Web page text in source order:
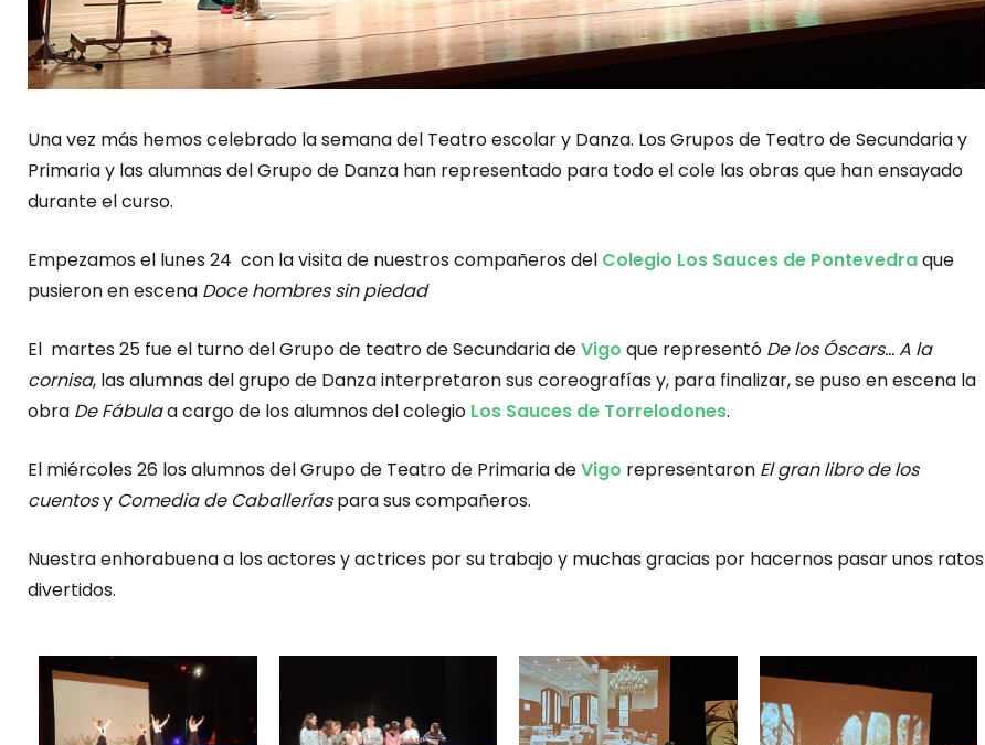
Una vez más hemos celebrado la semana del Teatro escolar y Danza. Los Grupos de Teatro de Secundaria y
Primaria y las alumnas del Grupo de Danza han representado para todo el cole las obras que han ensayado
durante el curso.
Empezamos el lunes 24 con la visita de nuestros compañeros del Colegio Los Sauces de Pontevedraque
pusieron en escena Doce hombres sin piedad
El martes 25 fue el turno del Grupo de teatro de Secundaria deVigo que representó De los Óscars… A la
cornisa, las alumnas del grupo de Danza interpretaron sus coreografías y, para finalizar, se puso en escena la
obra De Fábulaa cargo de los alumnos del colegio Los Sauces de Torrelodones.
El miércoles 26 los alumnos del Grupo de Teatro de Primaria deVigo representaron El gran libro de los
cuentosy Comedia de Caballeríaspara sus compañeros.
Nuestra enhorabuena a los actores y actrices por su trabajo y muchas gracias por hacernos pasar unos ratos
divertidos.